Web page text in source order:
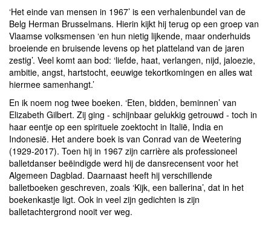
‘Het einde van mensen in 1967’ is een verhalenbundel van de
Belg Herman Brusselmans. Hierin kijkt hij terug op een groep van
Vlaamse volksmensen ‘en hun nietig lijkende, maar onderhuids
broeiende en bruisende levens op het platteland van de jaren
zestig’. Veel komt aan bod: ‘liefde, haat, verlangen, nijd, jaloezie,
ambitie, angst, hartstocht, eeuwige tekortkomingen en alles wat
hiermee samenhangt.’
En ik noem nog twee boeken. ‘Eten, bidden, beminnen’ van
Elizabeth Gilbert. Zij ging - schijnbaar gelukkig getrouwd - toch in
haar eentje op een spirituele zoektocht in Italië, India en
Indonesië. Het andere boek is van Conrad van de Weetering
(1929-2017). Toen hij in 1967 zijn carrière als professioneel
balletdanser beëindigde werd hij de dansrecensent voor het
Algemeen Dagblad. Daarnaast heeft hij verschillende
balletboeken geschreven, zoals ‘Kijk, een ballerina’, dat in het
boekenkastje ligt. Ook in veel zijn gedichten is zijn
balletachtergrond nooit ver weg.